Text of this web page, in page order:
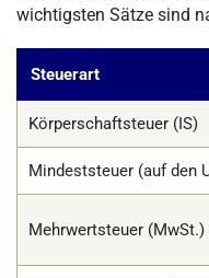
wichtigsten Sätze sind
Steuerart
Körperschaftsteuer (IS)
Mindeststeuer (auf den
Mehrwertsteuer (MwSt.)